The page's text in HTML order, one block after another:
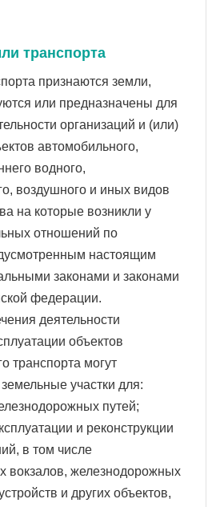
транспорта
признаются земли,
или предназначены для
организаций и (или)
автомобильного,
водного,
воздушного и иных видов
на которые возникли у
отношений по
настоящим
законами и законами
федерации.
деятельности
объектов
транспорта могут
участки для:
путей;
и реконструкции
в том числе
вокзалов, железнодорожных
и других объектов,